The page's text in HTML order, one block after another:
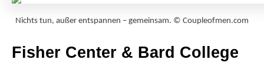
Nichts tun, außer entspannen – gemeinsam. © Coupleofmen.com
Fisher Center & Bard College